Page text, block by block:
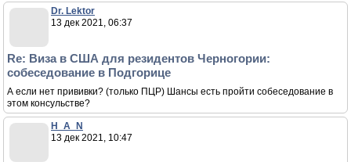
Dr. Lektor
13 дек 2021, 06:37
Re: Виза в США для резидентов Черногории:
собеседование в Подгорице
А если нет прививки? (только ПЦР) Шансы есть пройти собеседование в
этом консульстве?
H_A_N
13 дек 2021, 10:47